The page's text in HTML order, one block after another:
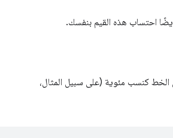
احتساب هذه القيم بنفسك.
الخط كنسب مئوية (على سبيل المثال،